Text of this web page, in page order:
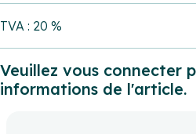
TVA : 20 %
Veuillez vous connecter
informations de l'article.